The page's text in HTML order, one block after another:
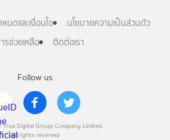
Follow us
Digital Group Company Limited.
All rights reserved
นดและเงื่อนไข
นโยบายความเป็นส่วนตัว
รช่วยเหลือ
ติดต่อเรา